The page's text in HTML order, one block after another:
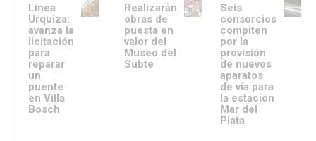
Línea
Urquiza:
avanza la
licitación
para
reparar
un
puente
en Villa
Bosch
Realizarán
obras de
puesta en
valor del
Museo del
Subte
Seis
consorcios
compiten
por la
provisión
de nuevos
aparatos
de vía para
la estación
Mar del
Plata